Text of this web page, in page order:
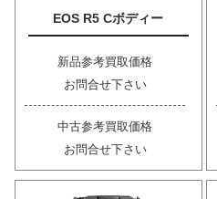
EOS R5 Cボディー
新品参考買取価格
お問合せ下さい
中古参考買取価格
お問合せ下さい